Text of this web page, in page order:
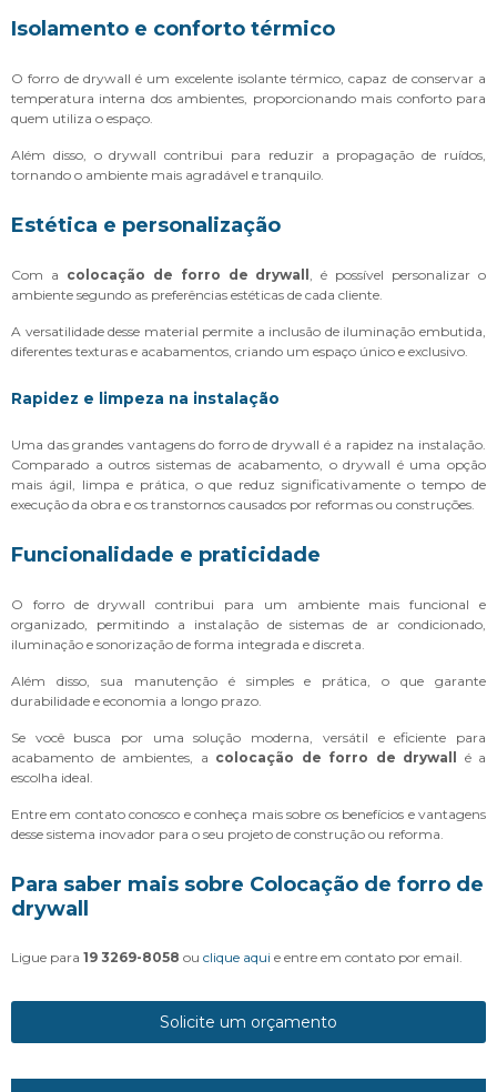
Isolamento e conforto térmico
O forro de drywall é um excelente isolante térmico, capaz de conservar a
temperatura interna dos ambientes, proporcionando mais conforto para
quem utiliza o espaço.
Além disso, o drywall contribui para reduzir a propagação de ruídos,
tornando o ambiente mais agradável e tranquilo.
Estética e personalização
Com a colocação de forro de drywall, é possível personalizar o
ambiente segundo as preferências estéticas de cada cliente.
A versatilidade desse material permite a inclusão de iluminação embutida,
diferentes texturas e acabamentos, criando um espaço único e exclusivo.
Rapidez e limpeza na instalação
Uma das grandes vantagens do forro de drywall é a rapidez na instalação.
Comparado a outros sistemas de acabamento, o drywall é uma opção
mais ágil, limpa e prática, o que reduz significativamente o tempo de
execução da obra e os transtornos causados por reformas ou construções.
Funcionalidade e praticidade
O forro de drywall contribui para um ambiente mais funcional e
organizado, permitindo a instalação de sistemas de ar condicionado,
iluminação e sonorização de forma integrada e discreta.
Além disso, sua manutenção é simples e prática, o que garante
durabilidade e economia a longo prazo.
Se você busca por uma solução moderna, versátil e eficiente para
acabamento de ambientes, a colocação de forro de drywall
é a
escolha ideal.
Entre em contato conosco e conheça mais sobre os benefícios e vantagens
desse sistema inovador para o seu projeto de construção ou reforma.
Para saber mais sobre Colocação de forro de
drywall
Ligue para 19 3269-8058 ou clique aqui e entre em contato por email.
Solicite um orçamento